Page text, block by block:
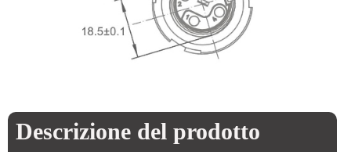
Descrizione del prodotto